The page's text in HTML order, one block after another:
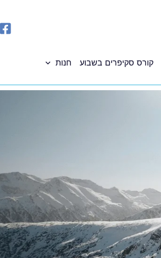
קורס סקיפרים בשבוע
חנות